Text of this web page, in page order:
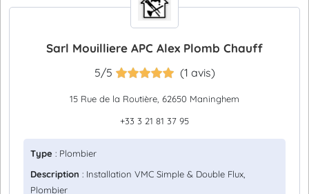
Sarl Mouilliere APC Alex Plomb Chauff
5/5 (1 avis)
15 Rue de la Routière, 62650 Maninghem
+33 3 21 81 37 95
Type : Plombier
Description : Installation VMC Simple & Double Flux,
Plombier